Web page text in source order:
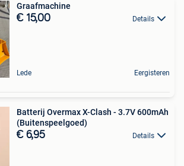
Graafmachine
€ 15,00 Details
Lede Eergisteren
Batterij Overmax X-Clash - 3.7V 600mAh
(Buitenspeelgoed)
€ 6,95 Details